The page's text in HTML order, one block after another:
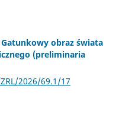
obraz świata
(preliminaria
2026/69.1/17